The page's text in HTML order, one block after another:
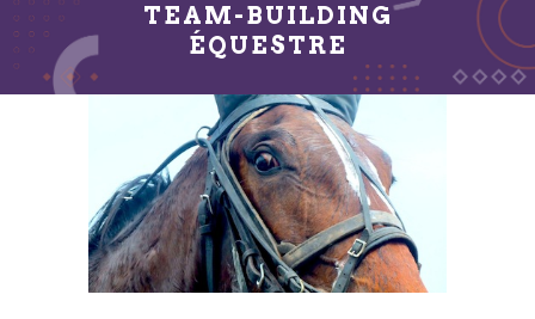
TEAM-BUILDING
ÉQUESTRE